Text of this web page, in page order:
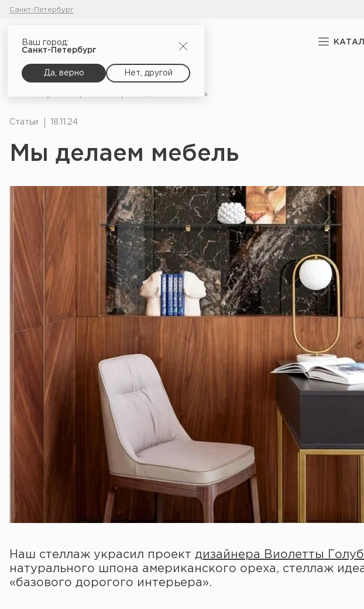
Санкт-Петербург
Ваш город:
Санкт-Петербург
Да, верно Нет, другой
Мы делаем мебель
Статьи 18.11.24
Мы делаем мебель
Наш стеллаж украсил проект дизайнера Виолетты
натурального шпона американского ореха, стеллаж
«базового дорогого интерьера».